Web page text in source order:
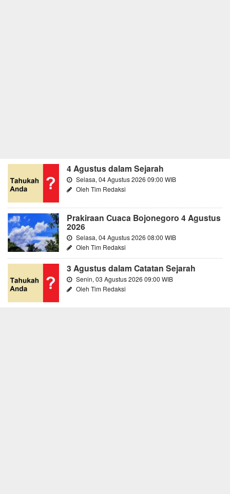
4 Agustus dalam Sejarah
Selasa, 04 Agustus 2026 09:00 WIB
Oleh Tim Redaksi
Prakiraan Cuaca Bojonegoro 4 Agustus
2026
Selasa, 04 Agustus 2026 08:00 WIB
Oleh Tim Redaksi
3 Agustus dalam Catatan Sejarah
Senin, 03 Agustus 2026 09:00 WIB
Oleh Tim Redaksi